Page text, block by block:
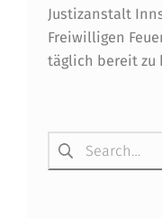
Justizanstalt
Freiwilligen
täglich bereit zu
Suchen nach: